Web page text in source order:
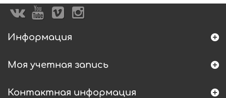
Информация
Моя учетная запись
Контактная информация